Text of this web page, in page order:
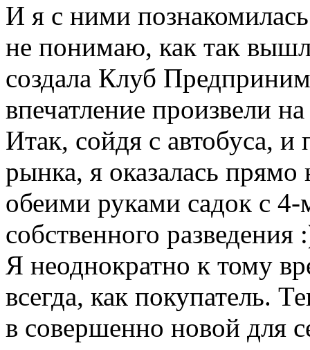
И я с ними
не понимаю, как так
создала Клуб
впечатление произвели
Итак, сойдя с автобуса,
рынка, я оказалась
обеими руками садок с
собственного разведения
Я неоднократно к тому
всегда, как покупатель.
в совершенно новой для